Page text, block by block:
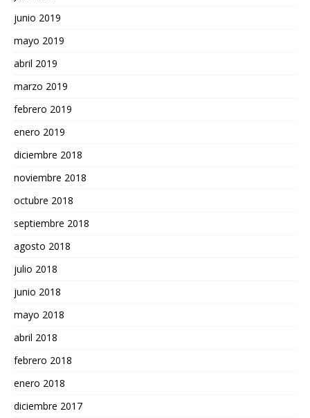
junio 2019
mayo 2019
abril 2019
marzo 2019
febrero 2019
enero 2019
diciembre 2018
noviembre 2018
octubre 2018
septiembre 2018
agosto 2018
julio 2018
junio 2018
mayo 2018
abril 2018
febrero 2018
enero 2018
diciembre 2017